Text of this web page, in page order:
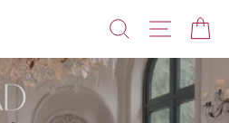
SEARCHSITE